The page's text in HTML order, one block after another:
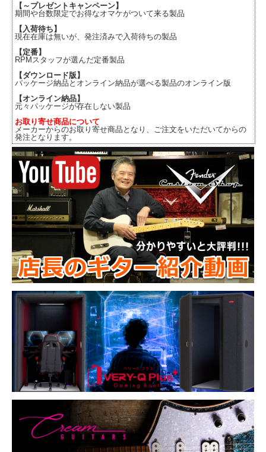
【～プレゼントキャンペーン】
期間や台数限定でお得なオマケがついて来る製品
【入荷待ち】
現在在庫は無いが、発注済みで入荷待ちの製品
【定番】
RPMスタッフが選んだ定番製品
【ダウンロード版】
パッケージ納品とオンライン納品が選べる製品のオンライン版
【オンライン納品】
元々パッケージが存在しない製品
お取り寄せ商品について
メーカーからのお取り寄せ商品となり、ご注文をいただいてからの
発注となります。